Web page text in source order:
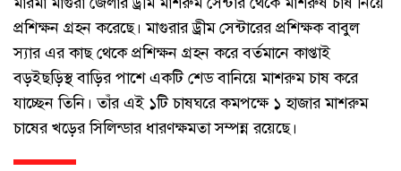
প্রশিক্ষন গ্রহন করেছে। মাগুরার ড্রীম সেন্টারের প্রশিক্ষক বাবুল
স্যার এর কাছ থেকে প্রশিক্ষন গ্রহন করে বর্তমানে কাপ্তাই
বড়ইছড়িস্থ বাড়ির পাশে একটি শেড বানিয়ে মাশরুম চাষ করে
যাচ্ছেন তিনি। তাঁর এই ১টি চাষঘরে কমপক্ষে ১ হাজার মাশরুম
চাষের খড়ের সিলিন্ডার ধারণক্ষমতা সম্পন্ন রয়েছে।